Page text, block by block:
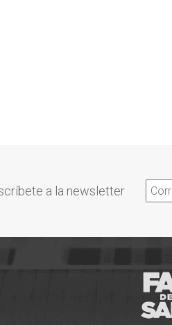
a la newsletter